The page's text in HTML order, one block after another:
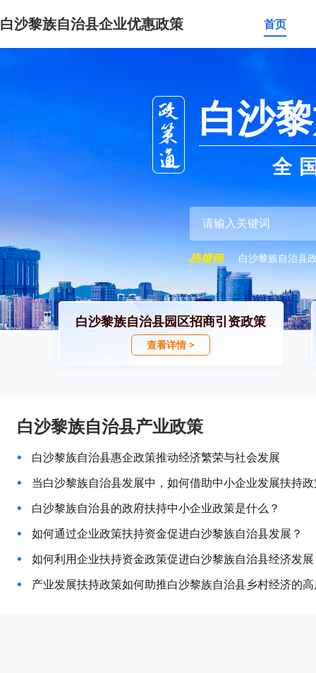
白沙黎族自治县企业优惠政策 首页
白沙
全
白沙黎族自治县
白沙黎族自治县园区招商引资政策
查看详情 >
白沙黎族自治县产业政策
白沙黎族自治县惠企政策推动经济繁荣与社会发展
当白沙黎族自治县发展中，如何借助中小企业发展扶持
白沙黎族自治县的政府扶持中小企业政策是什么？
如何通过企业政策扶持资金促进白沙黎族自治县发展？
如何利用企业扶持资金政策促进白沙黎族自治县经济发
产业发展扶持政策如何助推白沙黎族自治县乡村经济的